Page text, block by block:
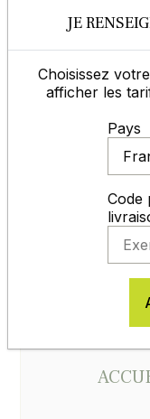
1 à 2 cm
Les dates de semi
caractéristiques
périodes les plus
pour pouvoir
Pour nos
de conserver
réclamation ne
JE
Choisissez
afficher les
Pays
Code